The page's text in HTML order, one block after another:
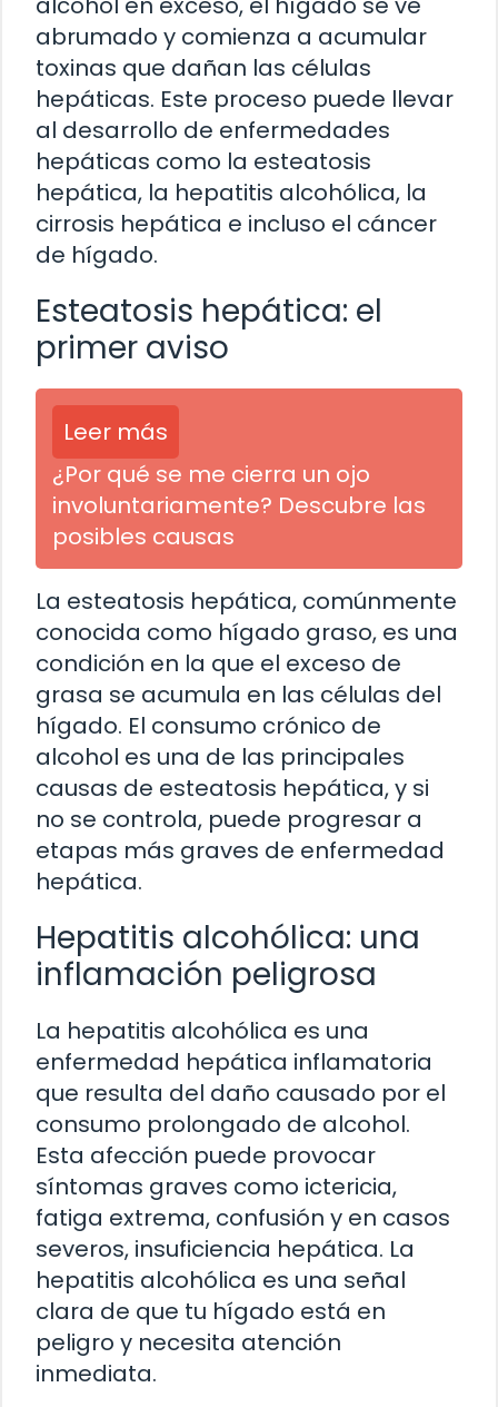
abrumado y comienza a acumular
toxinas que dañan las células
hepáticas. Este proceso puede llevar
al desarrollo de enfermedades
hepáticas como la esteatosis
hepática, la hepatitis alcohólica, la
cirrosis hepática e incluso el cáncer
de hígado.
Esteatosis hepática: el
primer aviso
Leer más
¿Por qué se me cierra un ojo
involuntariamente? Descubre las
posibles causas
La esteatosis hepática, comúnmente
conocida como hígado graso, es una
condición en la que el exceso de
grasa se acumula en las células del
hígado. El consumo crónico de
alcohol es una de las principales
causas de esteatosis hepática, y si
no se controla, puede progresar a
etapas más graves de enfermedad
hepática.
Hepatitis alcohólica: una
inflamación peligrosa
La hepatitis alcohólica es una
enfermedad hepática inflamatoria
que resulta del daño causado por el
consumo prolongado de alcohol.
Esta afección puede provocar
síntomas graves como ictericia,
fatiga extrema, confusión y en casos
severos, insuficiencia hepática. La
hepatitis alcohólica es una señal
clara de que tu hígado está en
peligro y necesita atención
inmediata.